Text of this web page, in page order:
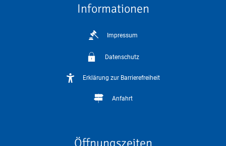
Informationen
Impressum
Datenschutz
Erklärung zur Barrierefreiheit
Anfahrt
Öffnungszeiten